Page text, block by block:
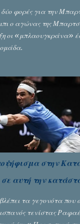
φορές για την
ο αγώνας της
οι «μπλαουγκράνα»
στην
αυτή την
τα γεγονότα που
τενίστας